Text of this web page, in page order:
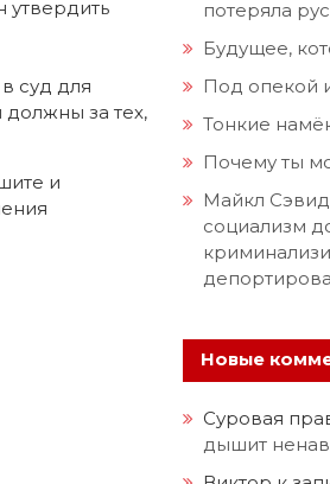
утвердить
суд для
должны за тех,
и
потеряла
Будущее,
Под опекой
Тонкие
Почему ты
Майкл
социализм
Новые
Суровая
дышит